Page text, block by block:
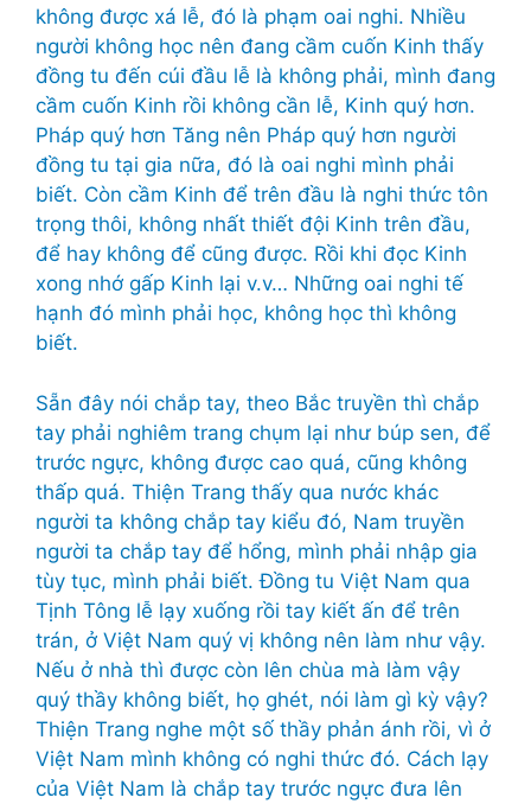
không được xá lễ, đó là phạm oai nghi. Nhiều
người không học nên đang cầm cuốn Kinh thấy
đồng tu đến cúi đầu lễ là không phải, mình đang
cầm cuốn Kinh rồi không cần lễ, Kinh quý hơn.
Pháp quý hơn Tăng nên Pháp quý hơn người
đồng tu tại gia nữa, đó là oai nghi mình phải
biết. Còn cầm Kinh để trên đầu là nghi thức tôn
trọng thôi, không nhất thiết đội Kinh trên đầu,
để hay không để cũng được. Rồi khi đọc Kinh
xong nhớ gấp Kinh lại v.v… Những oai nghi tế
hạnh đó mình phải học, không học thì không
biết.
Sẵn đây nói chắp tay, theo Bắc truyền thì chắp
tay phải nghiêm trang chụm lại như búp sen, để
trước ngực, không được cao quá, cũng không
thấp quá. Thiện Trang thấy qua nước khác
người ta không chắp tay kiểu đó, Nam truyền
người ta chắp tay để hổng, mình phải nhập gia
tùy tục, mình phải biết. Đồng tu Việt Nam qua
Tịnh Tông lễ lạy xuống rồi tay kiết ấn để trên
trán, ở Việt Nam quý vị không nên làm như vậy.
Nếu ở nhà thì được còn lên chùa mà làm vậy
quý thầy không biết, họ ghét, nói làm gì kỳ vậy?
Thiện Trang nghe một số thầy phản ánh rồi, vì ở
Việt Nam mình không có nghi thức đó. Cách lạy
của Việt Nam là chắp tay trước ngực đưa lên